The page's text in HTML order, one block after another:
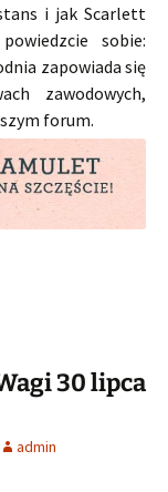
i jak Scarlett
sobie:
zapowiada się
zawodowych,
forum.
30 lipca
admin